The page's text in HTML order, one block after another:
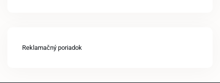
Reklamačný poriadok